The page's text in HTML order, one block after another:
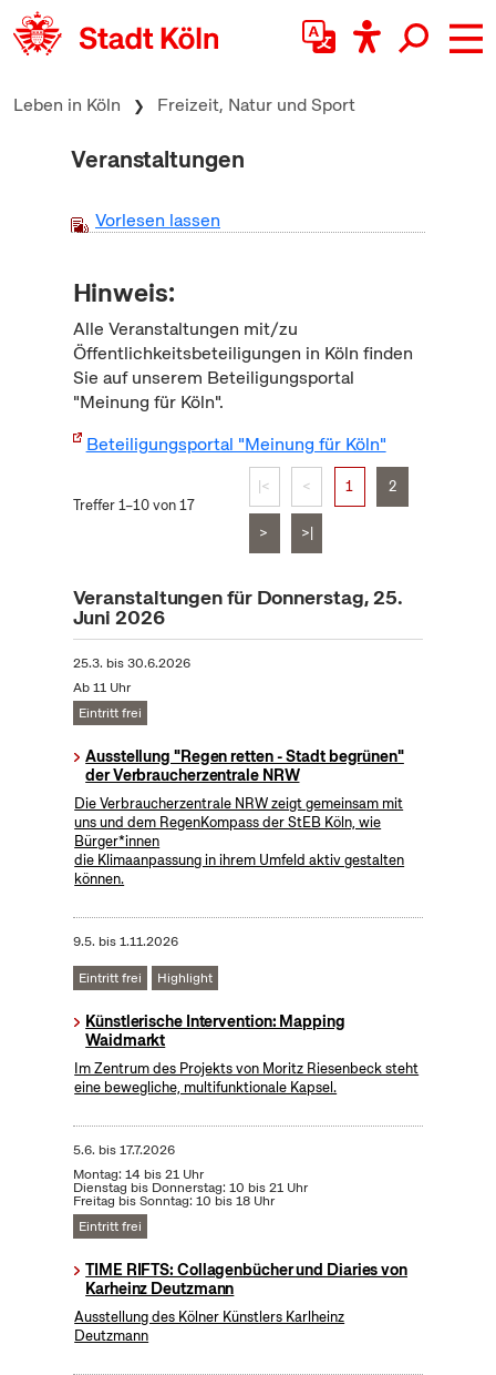
zum Inhalt springen
Leben in Köln Freizeit, Natur und Sport
Veranstaltungen
Vorlesen lassen
Hinweis:
Alle Veranstaltungen mit/zu
Öffentlichkeitsbeteiligungen in Köln finden
Sie auf unserem Beteiligungsportal
"Meinung für Köln".
Beteiligungsportal "Meinung für Köln"
Treffer 1–10 von 17
|< < 1 2
> >|
Veranstaltungen für Donnerstag, 25.
Juni 2026
25.3. bis30.6.2026
Ab 11 Uhr
Eintritt frei
Ausstellung "Regen retten - Stadt begrünen"
der Verbraucherzentrale NRW
Die Verbraucherzentrale NRW zeigt gemeinsam mit
uns und dem RegenKompass der StEB Köln, wie
Bürger*innen
die Klimaanpassung in ihrem Umfeld aktiv gestalten
können.
9.5. bis1.11.2026
Eintritt frei Highlight
Künstlerische Intervention: Mapping
Waidmarkt
Im Zentrum des Projekts von Moritz Riesenbeck steht
eine bewegliche, multifunktionale Kapsel.
5.6. bis17.7.2026
Montag: 14 bis 21 Uhr
Dienstag bis Donnerstag: 10 bis 21 Uhr
Freitag bis Sonntag: 10 bis 18 Uhr
Eintritt frei
TIME RIFTS: Collagenbücher und Diaries von
Karheinz Deutzmann
Ausstellung des Kölner Künstlers Karlheinz
Deutzmann